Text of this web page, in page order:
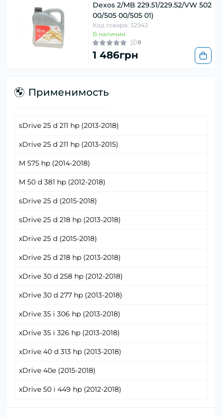
Dexos 2/MB 229.51/229.52/VW 502
00/505 00/505 01)
Код товара: 32942
В наличии
0
1 486грн
Применимость
sDrive 25 d 211 hp (2013-2018)
xDrive 25 d 211 hp (2013-2015)
M 575 hp (2014-2018)
M 50 d 381 hp (2012-2018)
sDrive 25 d (2015-2018)
sDrive 25 d 218 hp (2013-2018)
xDrive 25 d (2015-2018)
xDrive 25 d 218 hp (2013-2018)
xDrive 30 d 258 hp (2012-2018)
xDrive 30 d 277 hp (2013-2018)
xDrive 35 i 306 hp (2013-2018)
xDrive 35 i 326 hp (2013-2018)
xDrive 40 d 313 hp (2013-2018)
xDrive 40e (2015-2018)
xDrive 50 i 449 hp (2012-2018)